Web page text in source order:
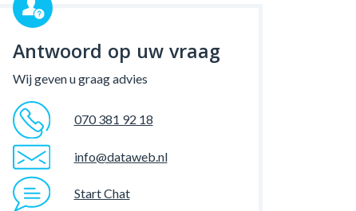
Antwoord op uw vraag
Wij geven u graag advies
070 381 92 18
info@dataweb.nl
Start Chat